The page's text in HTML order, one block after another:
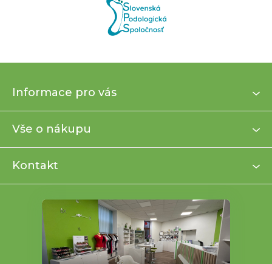
p
t
Informace pro vás
Vše o nákupu
Kontakt